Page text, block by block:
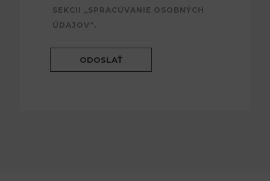
SEKCII „SPRACÚVANIE OSOBNÝCH
ÚDAJOV“.